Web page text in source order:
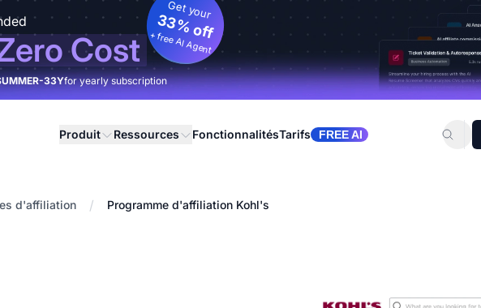
Cost
Get your
33% off
+ free AI Agent
33Yfor yearly subscription
Produit Ressources FonctionnalitésTarifs FREE AI
d'affiliation / Programme d'affiliation Kohl's